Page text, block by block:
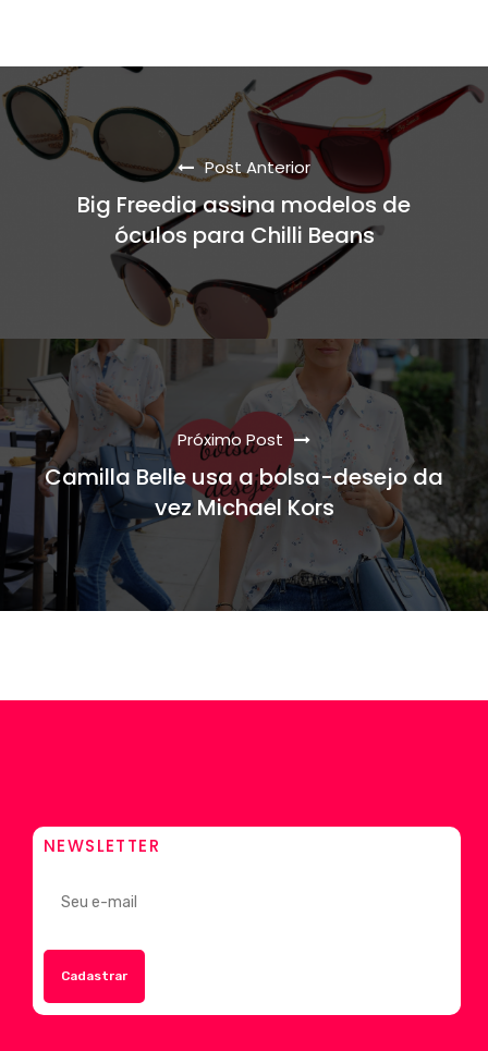
Post Anterior
Big Freedia assina modelos de
óculos para Chilli Beans
Próximo Post
Camilla Belle usa a bolsa-desejo da
vez Michael Kors
NEWSLETTER